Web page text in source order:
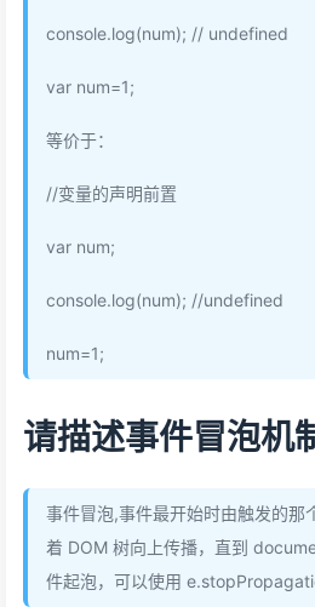
console.log(num); // undefined
var num=1;
等价于：
//变量的声明前置
var num;
console.log(num); //undefined
num=1;
请描述事件冒泡机
事件冒泡,事件最开始时由触发的那
着 DOM 树向上传播，直到
件起泡，可以使用